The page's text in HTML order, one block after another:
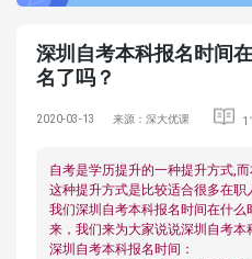
深圳自考本科报名时间
名了吗？
2020-03-13 来源：深大优课
自考是学历提升的一种提升方式,
这种提升方式是比较适合很多在
我们深圳自考本科报名时间在什
来，我们来为大家说说深圳自考本
深圳自考本科报名时间：